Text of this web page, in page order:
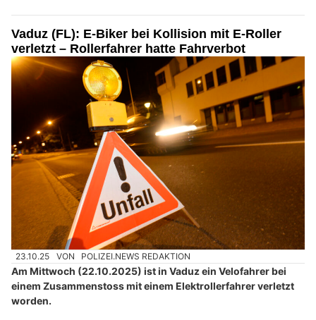
Vaduz (FL): E-Biker bei Kollision mit E-Roller
verletzt – Rollerfahrer hatte Fahrverbot
23.10.25 VON POLIZEI.NEWS REDAKTION
Am Mittwoch (22.10.2025) ist in Vaduz ein Velofahrer bei
einem Zusammenstoss mit einem Elektrollerfahrer verletzt
worden.